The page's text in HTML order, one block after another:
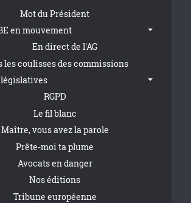
Mot du Président
en mouvement
En direct de l'AG
les coulisses des commissions
RGPD
Le fil blanc
Maître, vous avez la parole
Prête-moi ta plume
Avocats en danger
Nos éditions
Tribune européenne